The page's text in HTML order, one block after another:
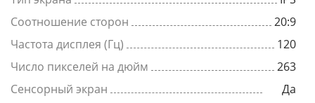
Соотношение сторон
20:9
Частота дисплея (Гц)
120
Число пикселей на дюйм
263
Сенсорный экран
Да